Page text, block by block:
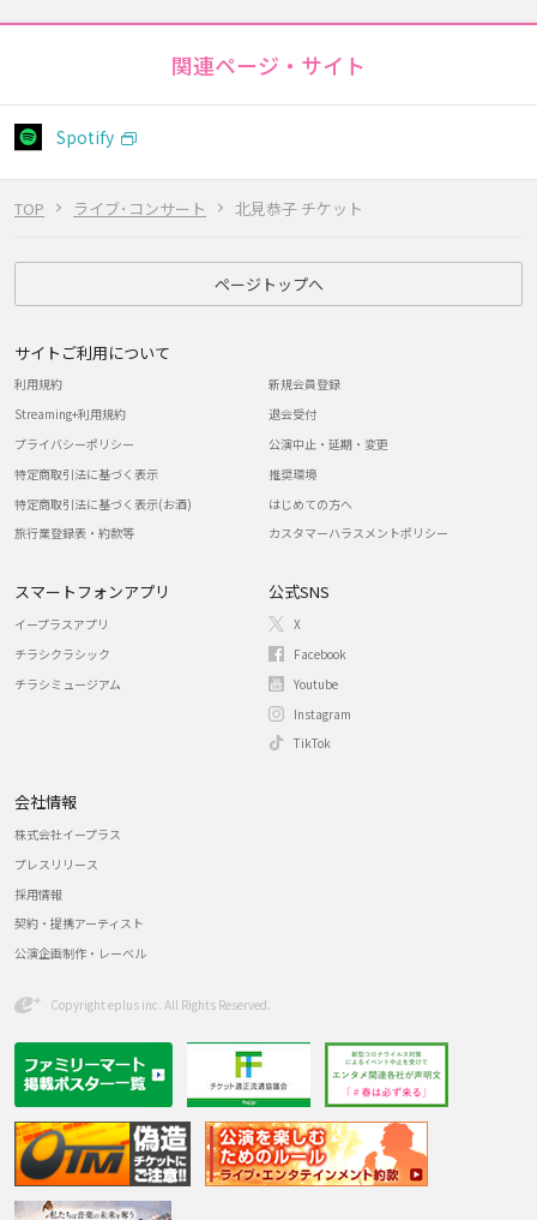
TOP ライブ･コンサート 北見恭子 チケット
関連ページ・サイト
Spotify
ページトップへ
サイトご利用について
利用規約
Streaming+利用規約
プライバシーポリシー
特定商取引法に基づく表示
特定商取引法に基づく表示(お酒)
旅行業登録表・約款等
新規会員登録
退会受付
公演中止・延期・変更
推奨環境
はじめての方へ
カスタマーハラスメントポリシー
スマートフォンアプリ
イープラスアプリ
チラシクラシック
チラシミュージアム
公式SNS
X
Facebook
Youtube
Instagram
TikTok
会社情報
株式会社イープラス
プレスリリース
採用情報
契約・提携アーティスト
公演企画制作・レーベル
Copyright eplus inc. All Rights Reserved.